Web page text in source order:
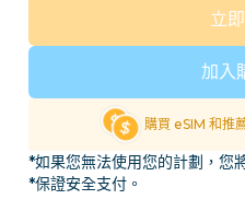
加入
立
購買 eSIM 和推
*如果您無法使用您的計劃，您
*保證安全支付。